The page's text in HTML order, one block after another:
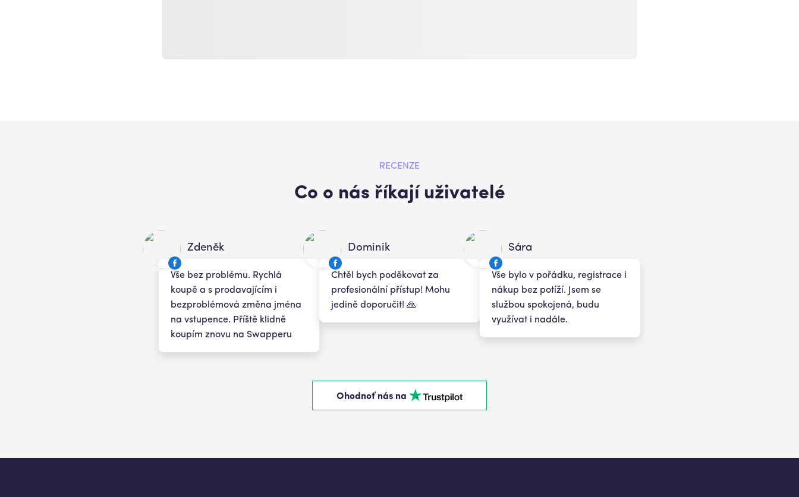
RECENZE
Co o nás říkají uživatelé
Zdeněk
Vše bez problému. Rychlá
koupě a s prodavajícím i
bezproblémová změna jména
na vstupence. Příště klidně
koupím znovu na Swapperu
Dominik
Chtěl bych poděkovat za
profesionální přístup! Mohu
jedině doporučit! 🙏
Sára
Vše bylo v pořádku, registrace i
nákup bez potíží. Jsem se
službou spokojená, budu
využívat i nadále.
Ohodnoť nás na